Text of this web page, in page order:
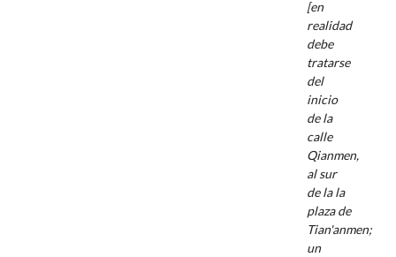
[en
realidad
debe
tratarse
del
inicio
de la
calle
Qianmen,
al sur
de la la
plaza de
Tian'anmen;
un